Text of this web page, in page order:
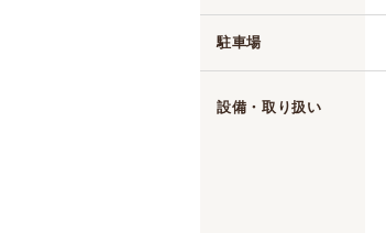
駐車場
設備・取り扱い